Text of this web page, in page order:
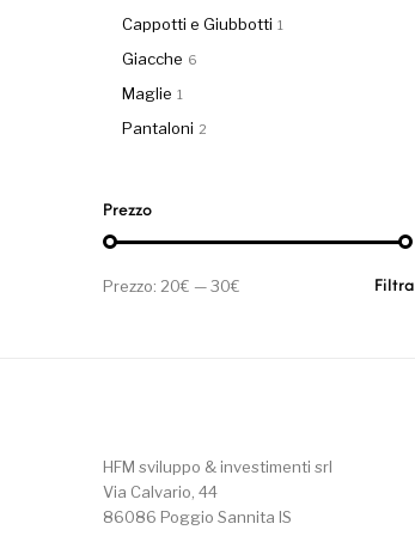
Cappotti e Giubbotti 1
Giacche 6
Maglie 1
Pantaloni 2
Prezzo
Prezzo Min
Prezzo Max Filtra
Prezzo: 20€ —30€
HFM sviluppo & investimenti srl
Via Calvario, 44
86086 Poggio Sannita IS